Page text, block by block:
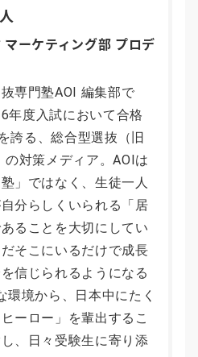
マーケティング部 プロデ
専門塾AOI 編集部で
年度入試において合格
誇る、総合型選抜（旧
の対策メディア。AOIは
」ではなく、生徒一人
分らしくいられる「居
ることを大切にしてい
そこにいるだけで成長
信じられるようになる
境から、日本中にたく
ーロー」を輩出するこ
、日々受験生に寄り添